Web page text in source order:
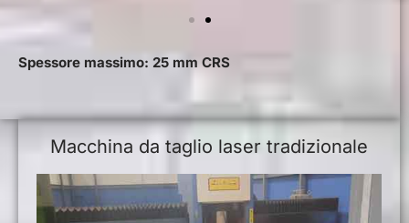
Spessore massimo: 25 mm CRS
Macchina da taglio laser tradizionale